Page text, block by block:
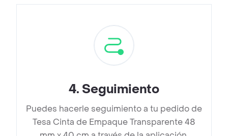
4. Seguimiento
Puedes hacerle seguimiento a tu pedido de
Tesa Cinta de Empaque Transparente 48